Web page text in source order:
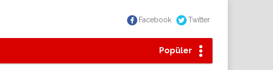
Facebook Twitter
Popüler